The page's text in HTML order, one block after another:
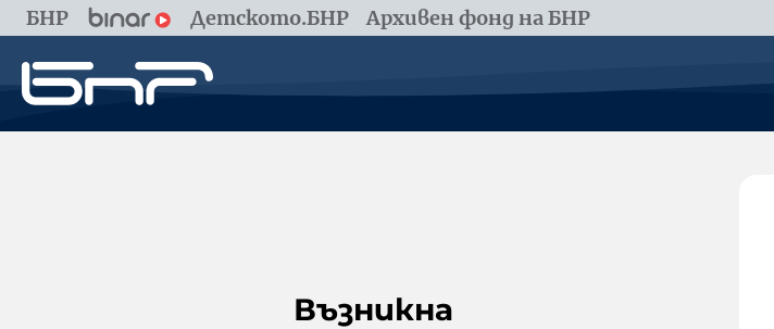
БНР Детското.БНР Архивен фонд на БНР
Възникна